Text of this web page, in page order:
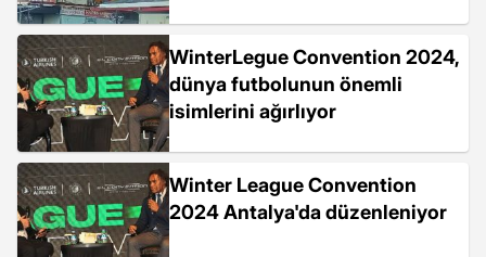
WinterLegue Convention 2024,
dünya futbolunun önemli
isimlerini ağırlıyor
Winter League Convention
2024 Antalya'da düzenleniyor